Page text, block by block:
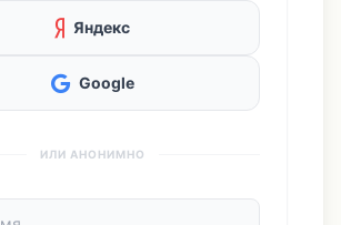
Яндекс
Google
ИЛИ АНОНИМНО